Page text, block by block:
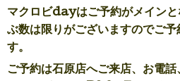
マクロビdayはご予約がメイン
ぶ数は限りがございますのでご
す。
ご予約は石原店へご来店、お電